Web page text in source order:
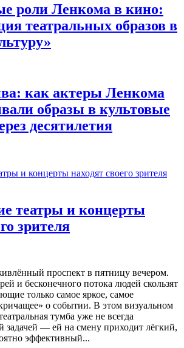
роли Ленкома в кино:
театральных образов в
как актеры Ленкома
образы в культовые
десятилетия
театры и концерты
зрителя
проспект в пятницу вечером.
и бесконечного потока людей скользят
только самое яркое, самое
о событии. В этом визуальном
тумба уже не всегда
задачей — ей на смену приходит лёгкий,
эффективный...